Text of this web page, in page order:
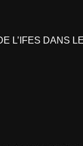
L’IFES DANS